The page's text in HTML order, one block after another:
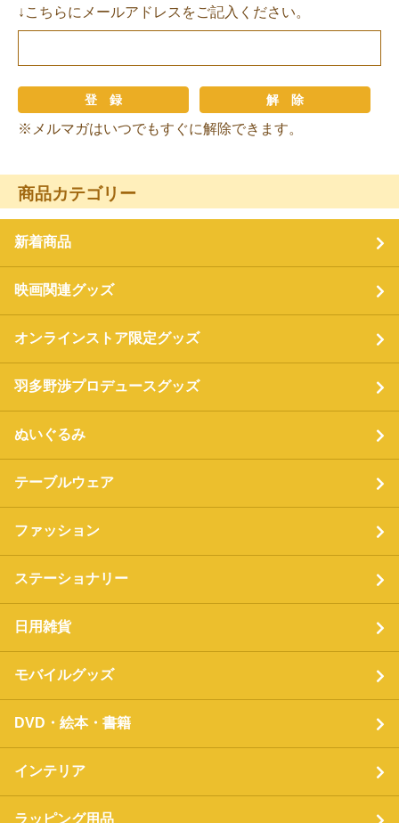
↓こちらにメールアドレスをご記入ください。
※メルマガはいつでもすぐに解除できます。
商品カテゴリー
新着商品
映画関連グッズ
オンラインストア限定グッズ
羽多野渉プロデュースグッズ
ぬいぐるみ
テーブルウェア
ファッション
ステーショナリー
日用雑貨
モバイルグッズ
DVD・絵本・書籍
インテリア
ラッピング用品